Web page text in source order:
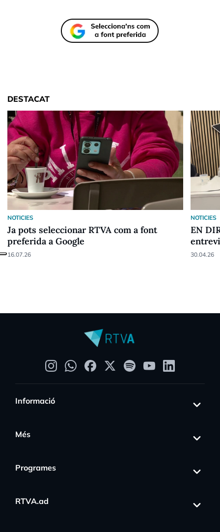
DESTACAT
NOTICIES
Ja pots seleccionar RTVA com a font
preferida a Google
16.07.26
NOTICIES
EN
30.04.26
Informació
Més
Programes
RTVA.ad